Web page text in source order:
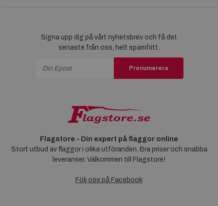
Signa upp dig på vårt nyhetsbrev och få det
senaste från oss, helt spamfritt.
Prenumerera
Flagstore - Din expert på flaggor online
Stort utbud av flaggor i olika utföranden. Bra priser och snabba
leveranser. Välkommen till Flagstore!
Följ oss på Facebook